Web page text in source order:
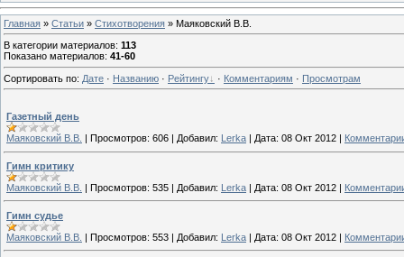
Главная » Статьи » Стихотворения » Маяковский В.В.
В категории материалов: 113
Показано материалов: 41-60
Сортировать по: Дате · Названию · Рейтингу · Комментариям · Просмотрам
Газетный день
Маяковский В.В.
Просмотров: 606 Добавил: Lerka Дата: 08 Окт 2012
Гимн критику
Маяковский В.В. | Просмотров: 535 | Добавил: Lerka | Дата: 08 Окт 2012 |
Гимн судье
Маяковский В.В. | Просмотров: 553 | Добавил: Lerka | Дата: 08 Окт 2012 |